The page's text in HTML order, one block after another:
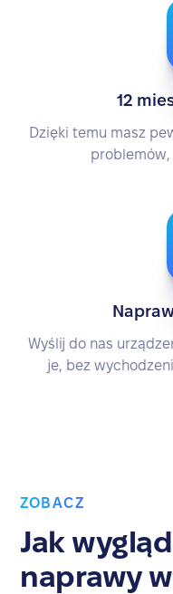
12
Dzięki temu masz
problemów,
Wyślij do nas
je, bez
ZOBACZ
Jak
naprawy